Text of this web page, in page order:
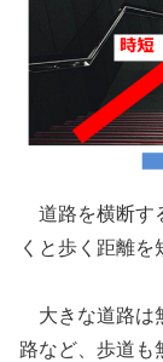
道路を横断す
くと歩く距離を
大きな道路は
路など、歩道も